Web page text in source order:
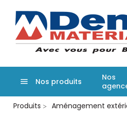
Aller
Nos produits
Nos
Produits
Aménagement